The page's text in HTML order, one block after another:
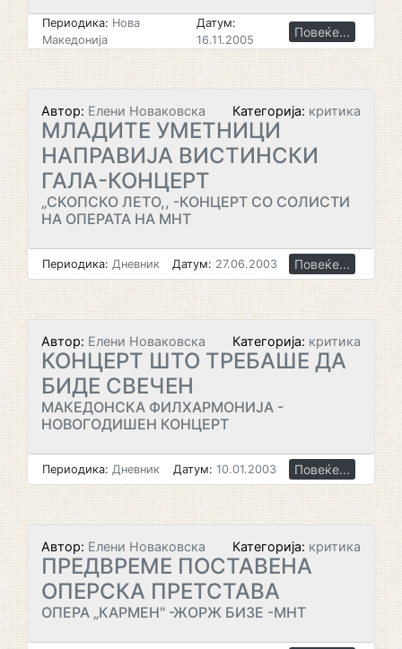
Периодика: Нова
Македонија
Датум:
16.11.2005
Повеќе...
Автор: Елени Новаковска Категорија: критика
МЛАДИТЕ УМЕТНИЦИ
НАПРАВИЈА ВИСТИНСКИ
ГАЛА-КОНЦЕРТ
„СКОПСКО ЛЕТО,, -КОНЦЕРТ СО СОЛИСТИ
НА ОПЕРАТА НА МНТ
Периодика: Дневник Датум: 27.06.2003 Повеќе...
Автор: Елени Новаковска Категорија: критика
КОНЦЕРТ ШТО ТРЕБАШЕ ДА
БИДЕ СВЕЧЕН
МАКЕДОНСКА ФИЛХАРМОНИЈА -
НОВОГОДИШЕН КОНЦЕРТ
Периодика: Дневник Датум: 10.01.2003 Повеќе...
Автор: Елени Новаковска Категорија: критика
ПРЕДВРЕМЕ ПОСТАВЕНА
ОПЕРСКА ПРЕТСТАВА
ОПЕРА „КАРМЕН" -ЖОРЖ БИЗЕ -МНТ